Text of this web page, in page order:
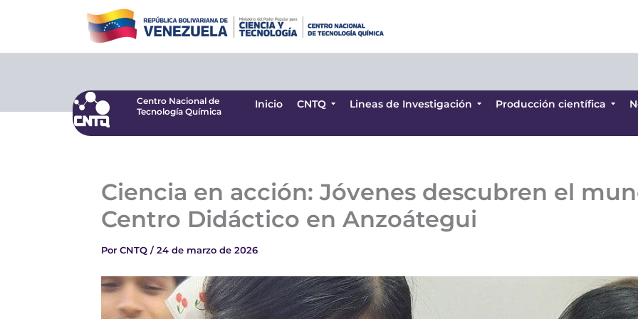
Tecnología Química
CNTQ
Centro Nacional de
Tecnología Química
Inicio CNTQ Lineas de Investigación Producción científica
Ciencia en acción: Jóvenes descubren el
Centro Didáctico en Anzoátegui
Por CNTQ /24 de marzo de 2026